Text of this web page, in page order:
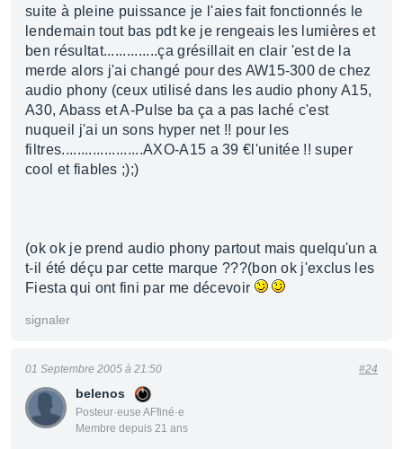
suite à pleine puissance je l'aies fait fonctionnés le
lendemain tout bas pdt ke je rengeais les lumières et
ben résultat..............ça grésillait en clair 'est de la
merde alors j'ai changé pour des AW15-300 de chez
audio phony (ceux utilisé dans les audio phony A15,
A30, Abass et A-Pulse ba ça a pas laché c'est
nuqueil j'ai un sons hyper net !! pour les
filtres.....................AXO-A15 a 39 €l'unitée !! super
cool et fiables ;);)
(ok ok je prend audio phony partout mais quelqu'un a
t-il été déçu par cette marque ???(bon ok j'exclus les
Fiesta qui ont fini par me décevoir
signaler
belenos
Posteur·euse AFfiné·e
Membre depuis 21 ans
01 Septembre 2005 à 21:50 #24